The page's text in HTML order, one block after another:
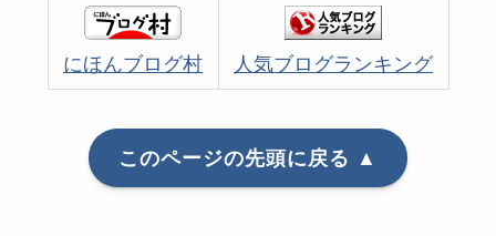
にほんブログ村 人気ブログランキング
このページの先頭に戻る ▲